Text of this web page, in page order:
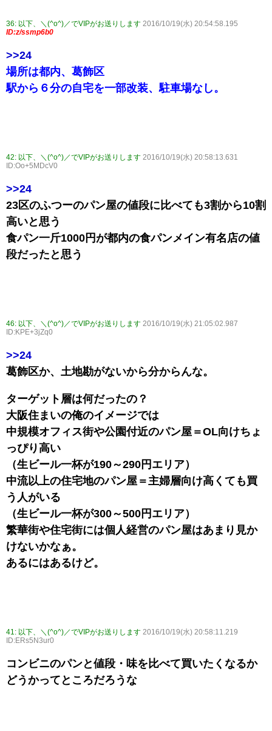
36: 以下、＼(^o^)／でVIPがお送りします 2016/10/19(水) 20:54:58.195
ID:z/ssmp6b0
>>24
場所は都内、葛飾区
駅から６分の自宅を一部改装、駐車場なし。
42: 以下、＼(^o^)／でVIPがお送りします 2016/10/19(水) 20:58:13.631
ID:Oo+5MDcV0
>>24
23区のふつーのパン屋の値段に比べても3割から10割
高いと思う
食パン一斤1000円が都内の食パンメイン有名店の値
段だったと思う
46: 以下、＼(^o^)／でVIPがお送りします 2016/10/19(水) 21:05:02.987
ID:KPE+3jZq0
>>24
葛飾区か、土地勘がないから分からんな。
ターゲット層は何だったの？
大阪住まいの俺のイメージでは
中規模オフィス街や公園付近のパン屋＝OL向けちょ
っぴり高い
（生ビール一杯が190～290円エリア）
中流以上の住宅地のパン屋＝主婦層向け高くても買
う人がいる
（生ビール一杯が300～500円エリア）
繁華街や住宅街には個人経営のパン屋はあまり見か
けないかなぁ。
あるにはあるけど。
41: 以下、＼(^o^)／でVIPがお送りします 2016/10/19(水) 20:58:11.219
ID:ERs5N3ur0
コンビニのパンと値段・味を比べて買いたくなるか
どうかってところだろうな